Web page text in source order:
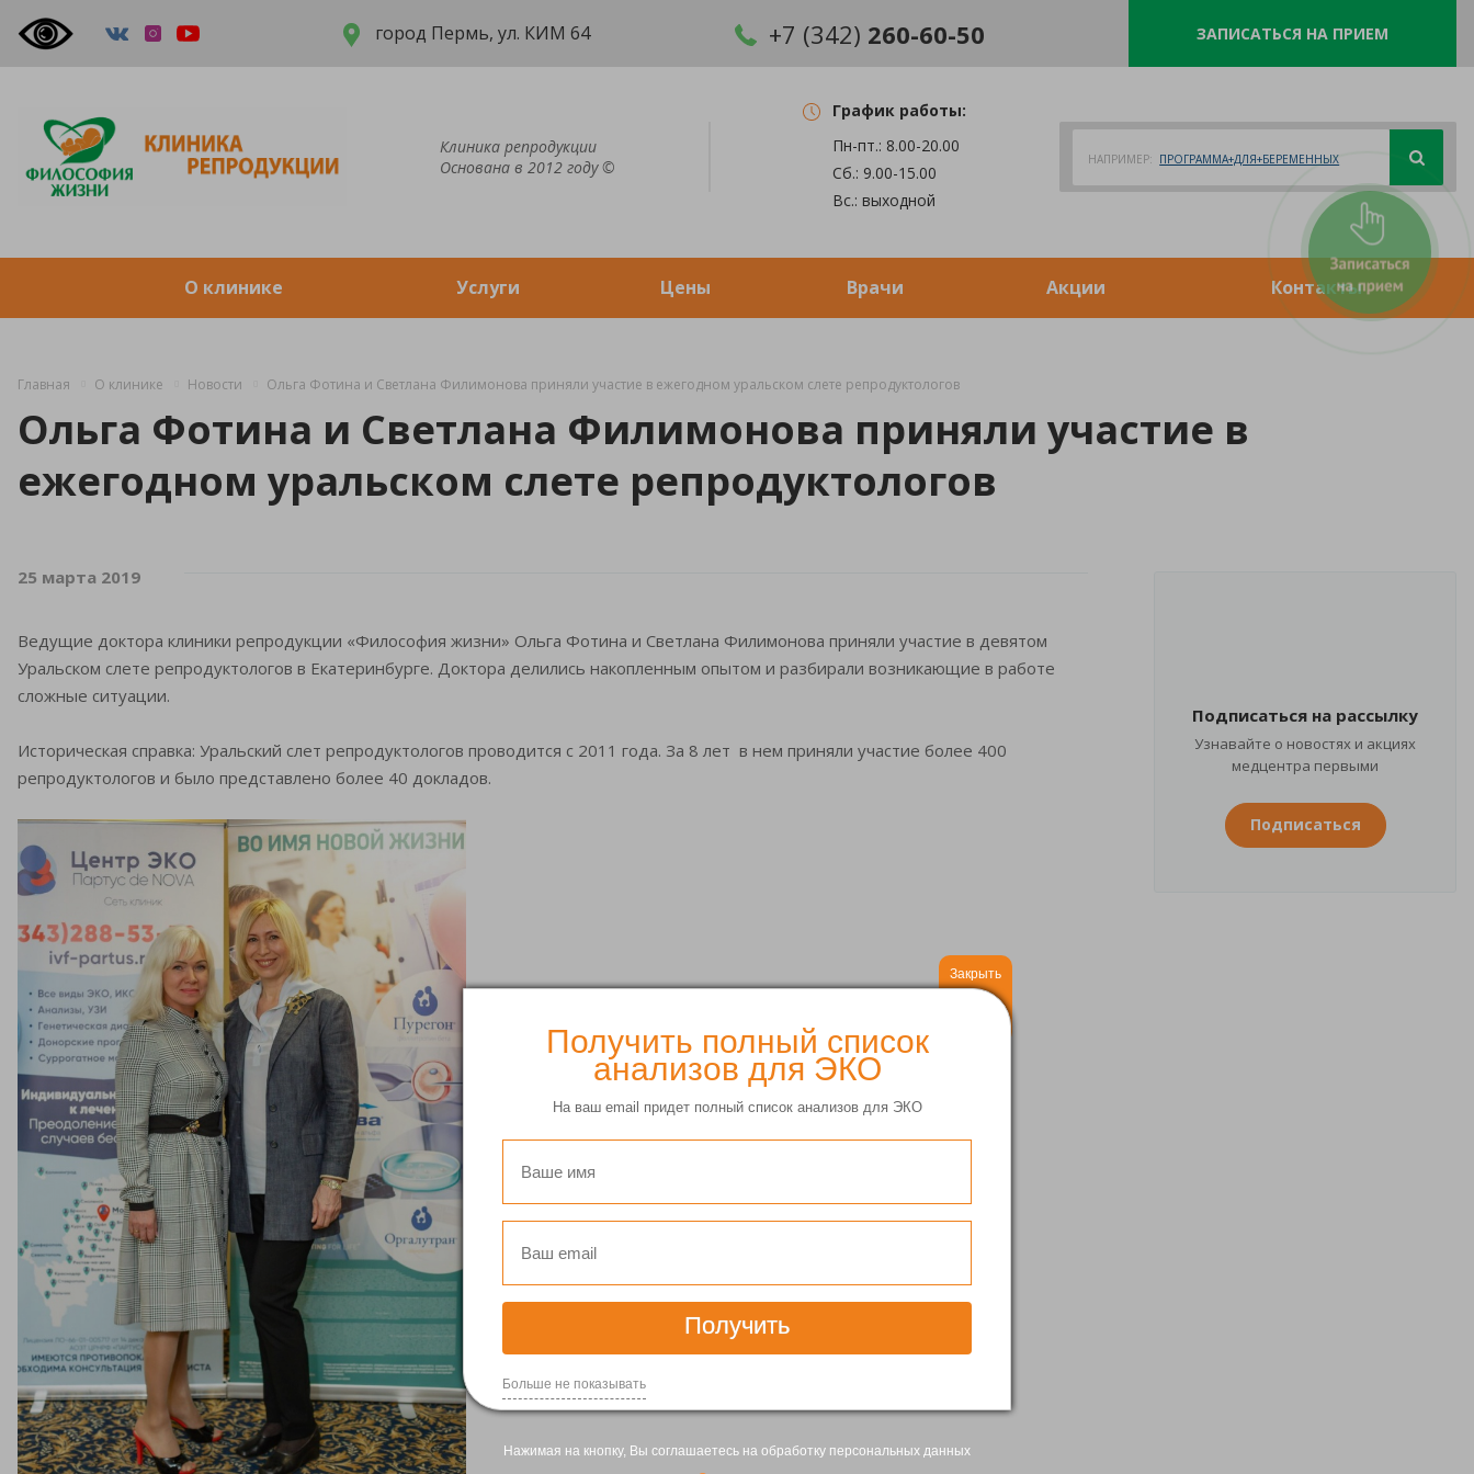
Получить полный список
анализов для ЭКО
На ваш email придет полный список анализов для ЭКО
Получить
Больше не показывать
Закрыть
Нажимая на кнопку, Вы соглашаетесь на обработку персональных данных
город Пермь, ул. КИМ 64 +7 (342) 260-60-50 ЗАПИСАТЬСЯ НА ПРИЕМ
Клиника репродукции
Основана в 2012 году ©
График работы:
Пн-пт.: 8.00-20.00
Сб.: 9.00-15.00
Вс.: выходной
НАПРИМЕР: ПРОГРАММА+ДЛЯ+БЕРЕМЕННЫХ
О клинике Услуги Цены Врачи Акции Контакты
Главная О клинике Новости Ольга Фотина и Светлана Филимонова приняли участие в ежегодном уральском слете репродуктологов
Ольга Фотина и Светлана Филимонова приняли участие в
ежегодном уральском слете репродуктологов
25 марта 2019
Ведущие доктора клиники репродукции «Философия жизни» Ольга Фотина и Светлана Филимонова приняли участие в девятом
Уральском слете репродуктологов в Екатеринбурге. Доктора делились накопленным опытом и разбирали возникающие в работе
сложные ситуации.
Историческая справка: Уральский слет репродуктологов проводится с 2011 года. За 8 лет в нем приняли участие более 400
репродуктологов и было представлено более 40 докладов.
Подписаться на рассылку
Узнавайте о новостях и акциях
медцентра первыми
Подписаться